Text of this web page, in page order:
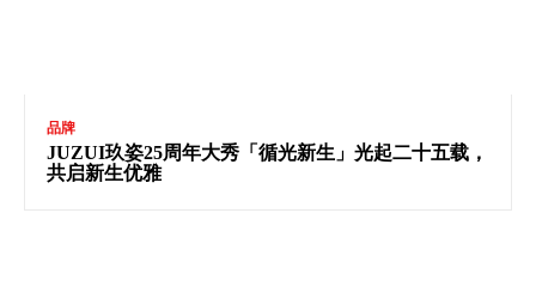
品牌
JUZUI玖姿25周年大秀「循光新生」光起二十五载，
共启新生优雅